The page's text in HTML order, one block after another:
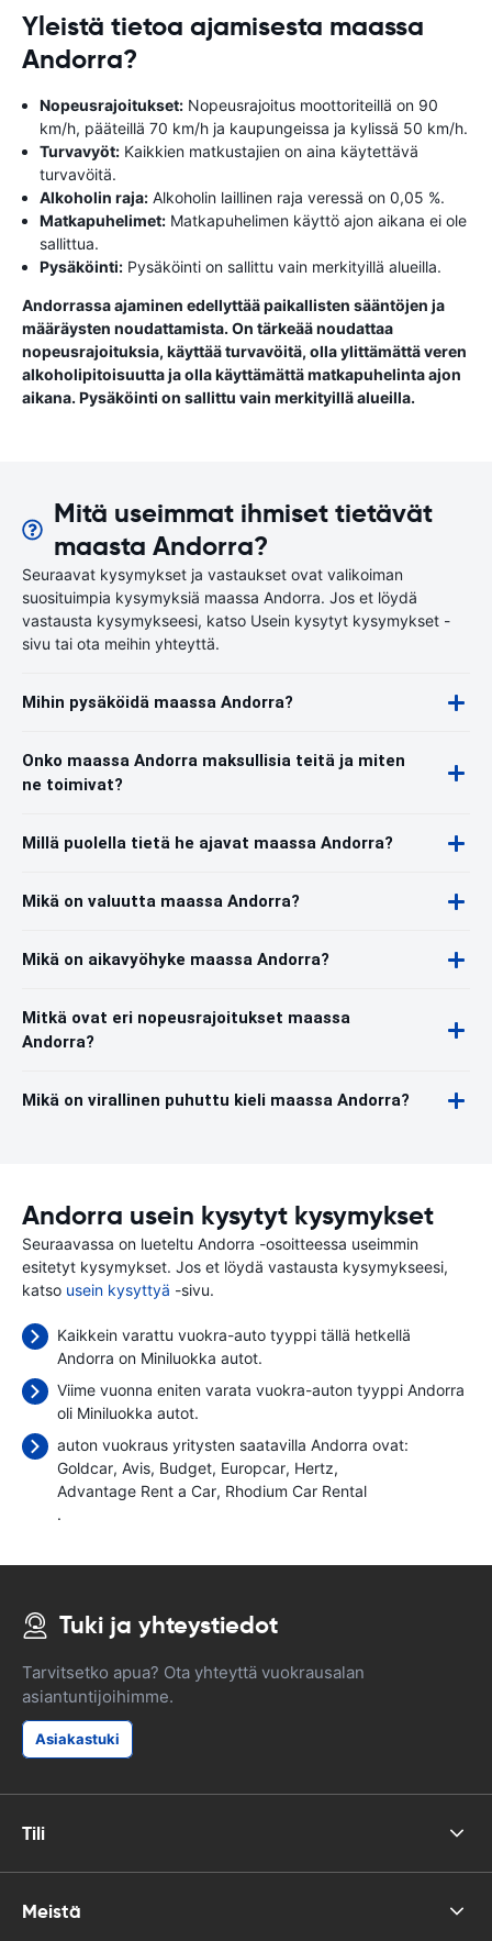
Yleistä tietoa ajamisesta maassa
Andorra?
Nopeusrajoitukset: Nopeusrajoitus moottoriteillä on 90
km/h, pääteillä 70 km/h ja kaupungeissa ja kylissä 50 km/h.
Turvavyöt: Kaikkien matkustajien on aina käytettävä
turvavöitä.
Alkoholin raja: Alkoholin laillinen raja veressä on 0,05 %.
Matkapuhelimet: Matkapuhelimen käyttö ajon aikana ei ole
sallittua.
Pysäköinti: Pysäköinti on sallittu vain merkityillä alueilla.
Andorrassa ajaminen edellyttää paikallisten sääntöjen ja
määräysten noudattamista. On tärkeää noudattaa
nopeusrajoituksia, käyttää turvavöitä, olla ylittämättä veren
alkoholipitoisuutta ja olla käyttämättä matkapuhelinta ajon
aikana. Pysäköinti on sallittu vain merkityillä alueilla.
Mitä useimmat ihmiset tietävät
maasta Andorra?
Seuraavat kysymykset ja vastaukset ovat valikoiman
suosituimpia kysymyksiä maassa Andorra. Jos et löydä
vastausta kysymykseesi, katso Usein kysytyt kysymykset -
sivu tai ota meihin yhteyttä.
Mihin pysäköidä maassa Andorra?
Onko maassa Andorra maksullisia teitä ja miten
ne toimivat?
Millä puolella tietä he ajavat maassa Andorra?
Mikä on valuutta maassa Andorra?
Mikä on aikavyöhyke maassa Andorra?
Mitkä ovat eri nopeusrajoitukset maassa
Andorra?
Mikä on virallinen puhuttu kieli maassa Andorra?
Andorra usein kysytyt kysymykset
Seuraavassa on lueteltu Andorra -osoitteessa useimmin
esitetyt kysymykset. Jos et löydä vastausta kysymykseesi,
katso usein kysyttyä -sivu.
Kaikkein varattu vuokra-auto tyyppi tällä hetkellä
Andorra on Miniluokka autot.
Viime vuonna eniten varata vuokra-auton tyyppi Andorra
oli Miniluokka autot.
auton vuokraus yritysten saatavilla Andorra ovat:
Goldcar Avis Budget Europcar Hertz
Advantage Rent a Car Rhodium Car Rental
.
Tuki ja yhteystiedot
Tarvitsetko apua? Ota yhteyttä vuokrausalan
asiantuntijoihimme.
Asiakastuki
Tili
Meistä